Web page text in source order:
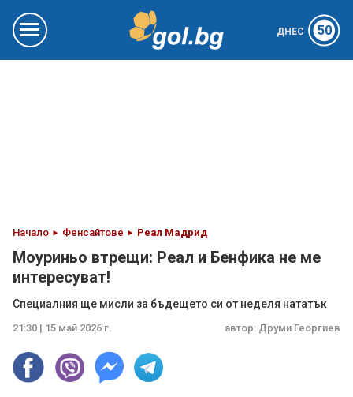
ДНЕС 50
Начало Фенсайтове Реал Мадрид
Моуриньо втрещи: Реал и Бенфика не ме
интересуват!
Специалния ще мисли за бъдещето си от неделя нататък
21:30 | 15 май 2026 г. автор: Друми Георгиев